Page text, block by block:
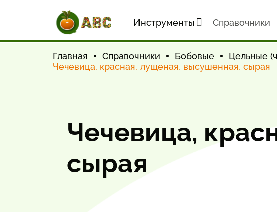
Инструменты Cправочники
Главная Справочники Бобовые
Цельные
Чечевица, красная, лущеная, высушенная, сырая
Чечевица,
сырая